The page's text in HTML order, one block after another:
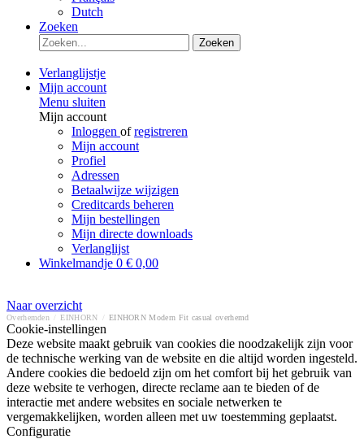
Dutch
Zoeken
Zoeken
Verlanglijstje
Mijn account
Menu sluiten
Mijn account
Inloggen ofregistreren
Mijn account
Profiel
Adressen
Betaalwijze wijzigen
Creditcards beheren
Mijn bestellingen
Mijn directe downloads
Verlanglijst
Winkelmandje 0 € 0,00
Naar overzicht
Overhemden EINHORN EINHORN Modern Fit casual overhemd
Cookie-instellingen
Deze website maakt gebruik van cookies die noodzakelijk zijn voor
de technische werking van de website en die altijd worden ingesteld.
Andere cookies die bedoeld zijn om het comfort bij het gebruik van
deze website te verhogen, directe reclame aan te bieden of de
interactie met andere websites en sociale netwerken te
vergemakkelijken, worden alleen met uw toestemming geplaatst.
Configuratie